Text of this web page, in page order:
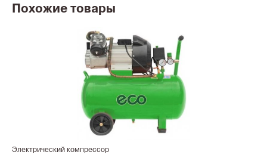
Похожие товары
Электрический компрессор